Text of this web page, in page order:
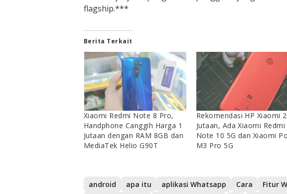
flagship.***
Berita Terkait
Xiaomi Redmi Note 8 Pro,
Handphone Canggih Harga 1
Jutaan dengan RAM 8GB dan
MediaTek Helio G90T
Rekomendasi HP Xiaomi 2
Jutaan, Ada Xiaomi Redmi
Note 10 5G dan Xiaomi
M3 Pro 5G
android apa itu aplikasi Whatsapp Cara Fitur